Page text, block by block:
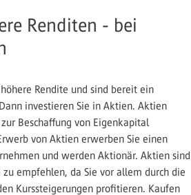
Renditen - bei
Rendite und sind bereit ein
investieren Sie in Aktien. Aktien
Beschaffung von Eigenkapital
von Aktien erwerben Sie einen
und werden Aktionär. Aktien sind
empfehlen, da Sie vor allem durch die
Kurssteigerungen profitieren. Kaufen